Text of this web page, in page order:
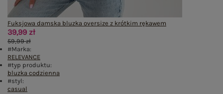
Fuksjowa damska bluzka oversize z krótkim rękawem
39,99 zł
59,99 zł
#Marka:
RELEVANCE
#typ produktu:
bluzka codzienna
#styl:
casual